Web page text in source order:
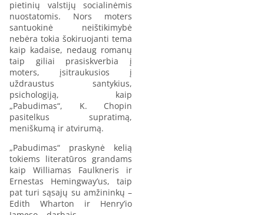
pietinių valstijų socialinėmis
nuostatomis. Nors moters
santuokinė neištikimybė
nebėra tokia šokiruojanti tema
kaip kadaise, nedaug romanų
taip giliai prasiskverbia į
moters, įsitraukusios į
uždraustus santykius,
psichologiją, kaip
„Pabudimas“, K. Chopin
pasitelkus supratimą,
meniškumą ir atvirumą.
„Pabudimas“ praskynė kelią
tokiems literatūros grandams
kaip Williamas Faulkneris ir
Ernestas Hemingway’us, taip
pat turi sąsajų su amžininkų –
Edith Wharton ir Henry’io